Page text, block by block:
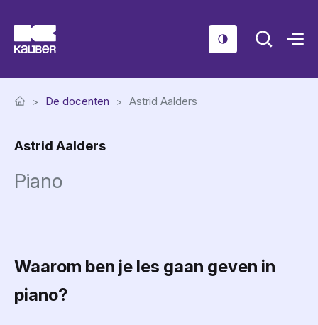
Sociaal domein
Over ons
De docenten Astrid Aalders
Astrid Aalders
Piano
Waarom ben je les gaan geven in
piano?